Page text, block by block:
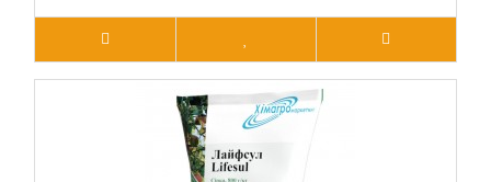
Профілактичний фунгіцид
Фунгіцид контактної дії, застосовується для обробки винограду, плодових,
овочевих та баштанних культур з метою профілактики від широкого